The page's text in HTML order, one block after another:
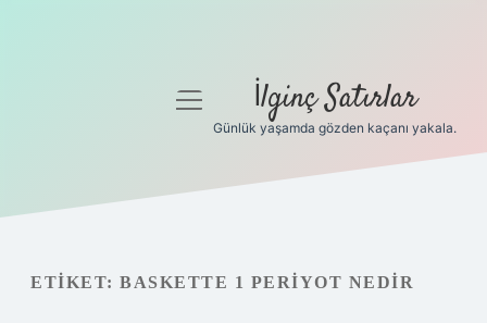
Gizlilik Politikası
menüyü
İlginç Satırlar
Günlük yaşamda gözden kaçanı yakala.
ETIKET: BASKETTE 1 PERIYOT NEDIR